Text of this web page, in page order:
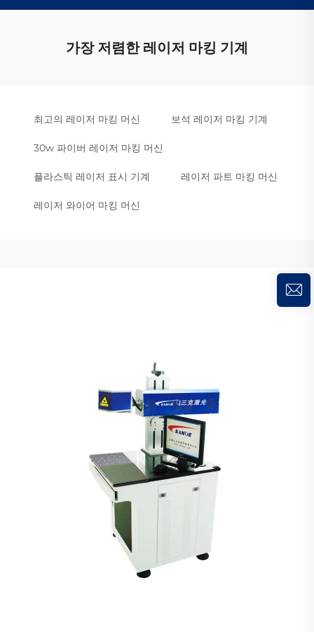
가장 저렴한 레이저 마킹 기계
최고의 레이저 마킹 머신 보석 레이저 마킹 기계
30w 파이버 레이저 마킹 머신
플라스틱 레이저 표시 기계 레이저 파트 마킹 머신
레이저 와이어 마킹 머신